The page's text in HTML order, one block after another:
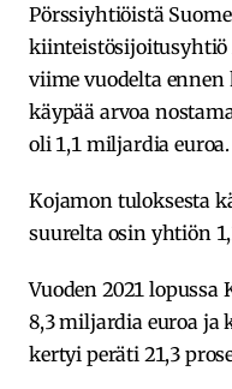
Pörssiyhtiöistä
kiinteistösijoitusyhtiö
viime vuodelta
käypää arvoa
oli 1,1 miljardia euroa.
Kojamon tuloksesta
suurelta osin yhtiön
Vuoden 2021
8,3 miljardia euroa ja
kertyi peräti 21,3